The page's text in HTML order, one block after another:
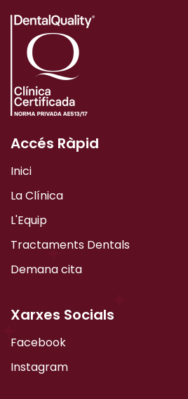
Accés Ràpid
Inici
La Clínica
L'Equip
Tractaments Dentals
Demana cita
Xarxes Socials
Facebook
Instagram